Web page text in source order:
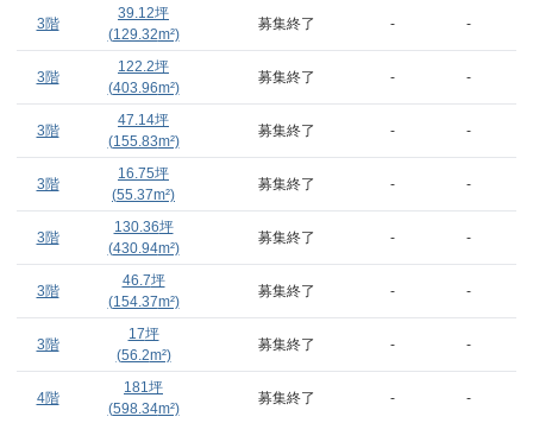
3階
39.12坪
(129.32m²)
募集終了 - -
3階
122.2坪
(403.96m²)
募集終了 - -
3階
47.14坪
(155.83m²)
募集終了 - -
3階
16.75坪
(55.37m²)
募集終了 - -
3階
130.36坪
(430.94m²)
募集終了 - -
3階
46.7坪
(154.37m²)
募集終了 - -
3階
17坪
(56.2m²)
募集終了 - -
4階
181坪
(598.34m²)
募集終了 - -